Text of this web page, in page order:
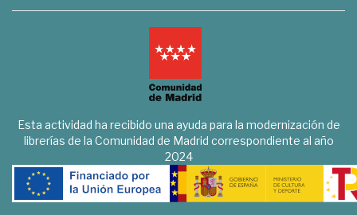
Esta actividad ha recibido una ayuda para la modernización de
librerías de la Comunidad de Madrid correspondiente al año
2024